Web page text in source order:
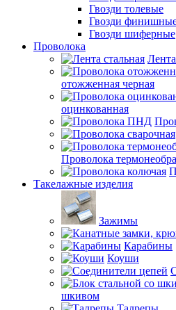
Гвозди толевые
Гвозди
Гвозди шиферные
Проволока
отожженная черная
оцинкованная
Проволока
Такелажные изделия
Зажимы
Карабины
Коуши
шкивом